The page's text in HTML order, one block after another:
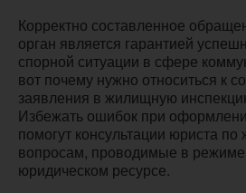
Корректно составленное
орган является гарантией
спорной ситуации в сфере
вот почему нужно относиться к
заявления в жилищную
Избежать ошибок при
помогут консультации юриста
вопросам, проводимые в
юридическом ресурсе.